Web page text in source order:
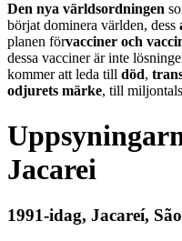
Den nya världsordningen
börjat dominera världen, dess
planen förvacciner och
dessa vacciner är inte
kommer att leda till död,
odjurets märke, till
Jacarei
1991-idag, Jacareí,